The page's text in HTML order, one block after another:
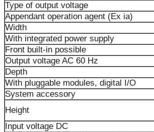
Type of output voltage
Appendant operation agent (Ex ia)
Width
With integrated power supply
Front built-in possible
Output voltage AC 60 Hz
Depth
With pluggable modules, digital I/O
System accessory
Height
Input voltage DC